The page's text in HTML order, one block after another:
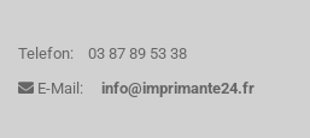
Telefon:
03 87 89 53 38
E-Mail:
info@imprimante24.fr